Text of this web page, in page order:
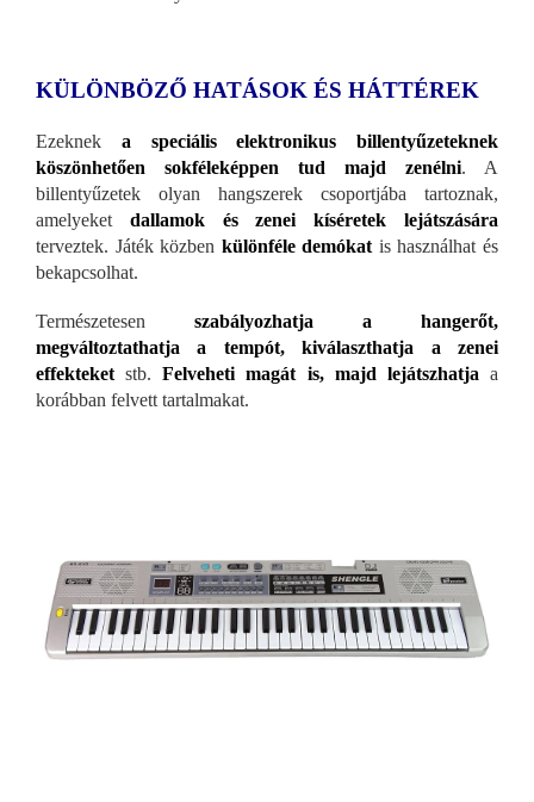
KÜLÖNBÖZŐ HATÁSOK ÉS HÁTTÉREK
Ezeknek a speciális elektronikus billentyűzeteknek
köszönhetően sokféleképpen tud majd zenélni. A
billentyűzetek olyan hangszerek csoportjába tartoznak,
amelyeket dallamok és zenei kíséretek lejátszására
terveztek. Játék közben különféle demókat is használhat és
bekapcsolhat.
Természetesen szabályozhatja a hangerőt,
megváltoztathatja a tempót, kiválaszthatja a zenei
effekteket stb.Felveheti magát is, majd lejátszhatja a
korábban felvett tartalmakat.